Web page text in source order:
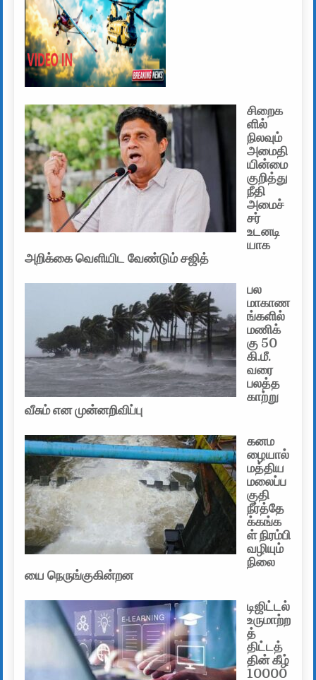
சிறைக
ளில்
நிலவும்
அமைதி
யின்மை
குறித்து
நீதி
அமைச்
சர்
உடனடி
யாக
அறிக்கை வெளியிட வேண்டும் சஜித்
பல
மாகாண
ங்களில்
மணிக்
கு 50
கி.மீ.
வரை
பலத்த
காற்று
வீசும் என முன்னறிவிப்பு
கனம
ழையால்
மத்திய
மலைப்ப
குதி
நீர்த்தே
க்கங்க
ள் நிரம்பி
வழியும்
நிலை
யை நெருங்குகின்றன
டிஜிட்டல்
உருமாற்ற
த்
திட்டத்
தின் கீழ்
10000